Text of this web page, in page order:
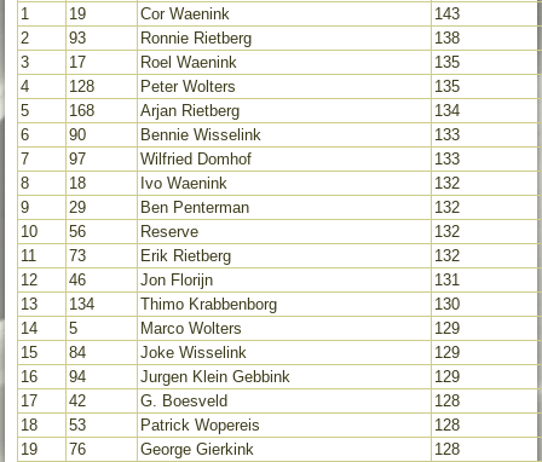
1
19 Cor Waenink
143
2
93 Ronnie Rietberg
138
3
17 Roel Waenink
135
4
128 Peter Wolters
135
5
168 Arjan Rietberg
134
6
90 Bennie Wisselink
133
7
97 Wilfried Domhof
133
8
18 Ivo Waenink
132
9
29 Ben Penterman
132
10
56 Reserve
132
11
73 Erik Rietberg
132
12
46 Jon Florijn
131
13
134 Thimo Krabbenborg
130
14
5 Marco Wolters
129
15
84 Joke Wisselink
129
16
94 Jurgen Klein Gebbink
129
17
42 G. Boesveld
128
18
53 Patrick Wopereis
128
19
76 George Gierkink
128